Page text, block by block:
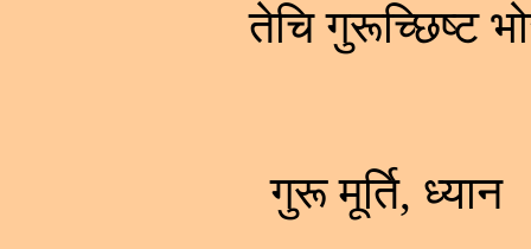
तेचि गुरूच्छिष्ट
गुरू मूर्ति,